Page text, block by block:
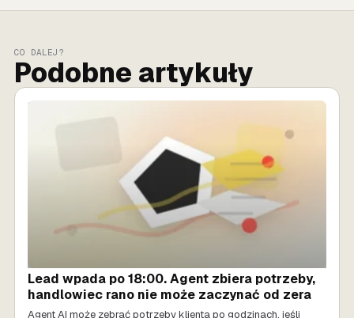
CO DALEJ?
Podobne artykuły
SPRZEDAŻ AI
Lead wpada po 18:00. Agent zbiera potrzeby,
handlowiec rano nie może zaczynać od zera
Agent AI może zebrać potrzeby klienta po godzinach, jeśli